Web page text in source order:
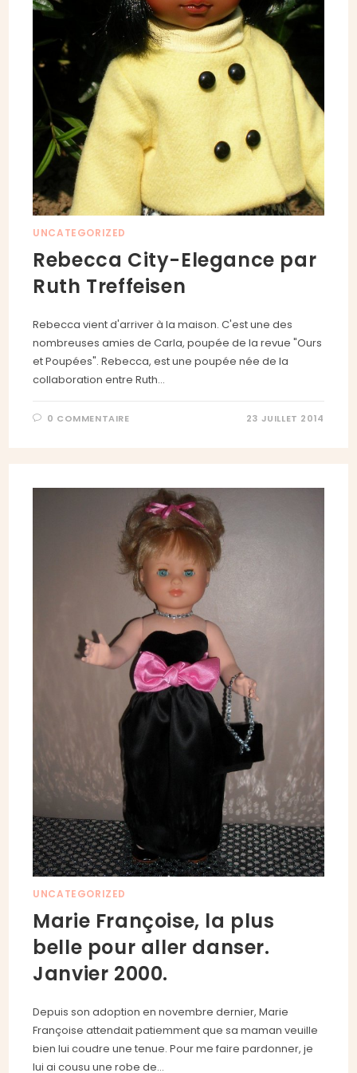
UNCATEGORIZED
Rebecca City-Elegance par
Ruth Treffeisen
Rebecca vient d'arriver à la maison. C'est une des
nombreuses amies de Carla, poupée de la revue "Ours
et Poupées". Rebecca, est une poupée née de la
collaboration entre Ruth…
0 COMMENTAIRE 23 JUILLET 2014
UNCATEGORIZED
Marie Françoise, la plus
belle pour aller danser.
Janvier 2000.
Depuis son adoption en novembre dernier, Marie
Françoise attendait patiemment que sa maman veuille
bien lui coudre une tenue. Pour me faire pardonner, je
lui ai cousu une robe de…